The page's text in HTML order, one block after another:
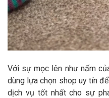
Với sự mọc lên như nấm
dùng lựa chọn shop uy tín
dịch vụ tốt nhất cho sự